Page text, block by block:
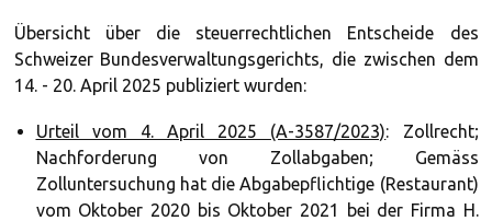
Übersicht über die steuerrechtlichen Entscheide des
Schweizer Bundesverwaltungsgerichts, die zwischen dem
14. - 20. April 2025 publiziert wurden:
Urteil vom 4. April 2025 (A-3587/2023): Zollrecht;
Nachforderung von Zollabgaben; Gemäss
Zolluntersuchung hat die Abgabepflichtige (Restaurant)
vom Oktober 2020 bis Oktober 2021 bei der Firma H.